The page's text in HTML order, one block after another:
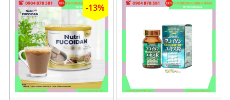
-13%